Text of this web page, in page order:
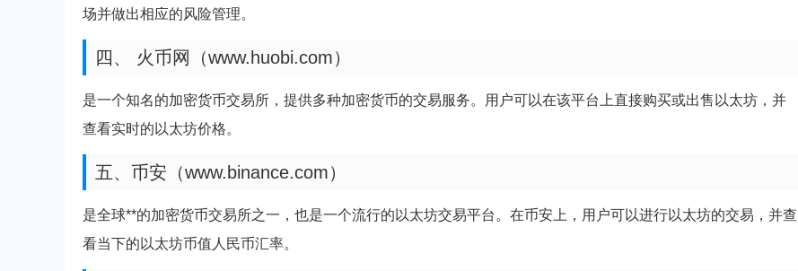
场并做出相应的风险管理。
四、 火币网（www.huobi.com）
是一个知名的加密货币交易所，提供多种加密货币的交易服务。用户可以在该平台上直接购买或出售以太坊，并
查看实时的以太坊价格。
五、币安（www.binance.com）
是全球**的加密货币交易所之一，也是一个流行的以太坊交易平台。在币安上，用户可以进行以太坊的交易，并查
看当下的以太坊币值人民币汇率。